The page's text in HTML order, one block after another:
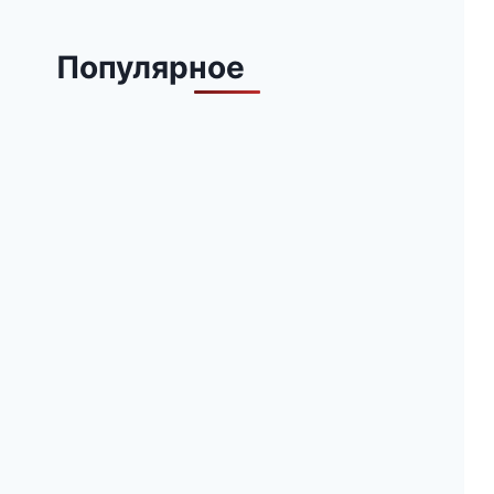
Популярное